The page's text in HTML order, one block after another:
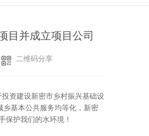
目并成立项目公司
二维码分享
资建设新密市乡村振兴基础设
基本公共服务均等化，新密
保护我们的水环境！